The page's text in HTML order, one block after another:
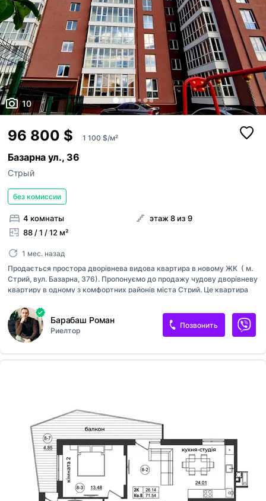
10
96 800 $ 1 100 $/м²
Базарна ул., 36
Стрый
без комиссии
4 комнаты
88 / 1 / 12 м²
этаж 8 из 9
1 мес. назад
Продається простора дворівнева видова квартира в новому ЖК ( м.
Стрий, вул. Базарна, 376). Пропонуємо до продажу чудову дворівневу
квартиру в одному з комфортних районів міста Стрий. Це квартира
Головна перевага цієї квартири — захопливий панорамний вид на все
місто. Завдяки вдалому розташуванню та сонячній стороні
помешкання наповнене природним світлом протягом усього дня.
Квартира продається в стані 0 циклу, проте вже виконано важливий
етап підготовчих робіт — повністю розведена електрика по всій
Барабаш Роман
Риелтор
Позвонить